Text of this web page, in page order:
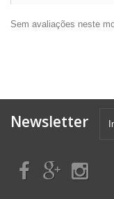
Sem avaliações neste
Newsletter